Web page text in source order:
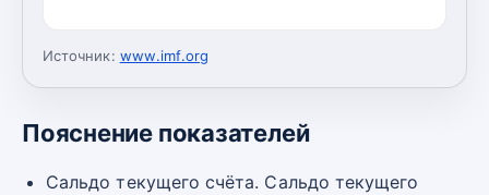
Источник: www.imf.org
Пояснение показателей
Сальдо текущего счёта. Сальдо текущего